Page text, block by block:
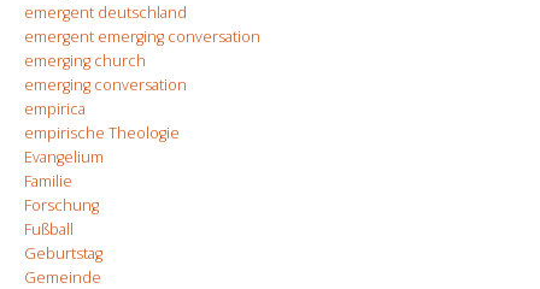
emergent deutschland
emergent emerging conversation
emerging church
emerging conversation
empirica
empirische Theologie
Evangelium
Familie
Forschung
Fußball
Geburtstag
Gemeinde